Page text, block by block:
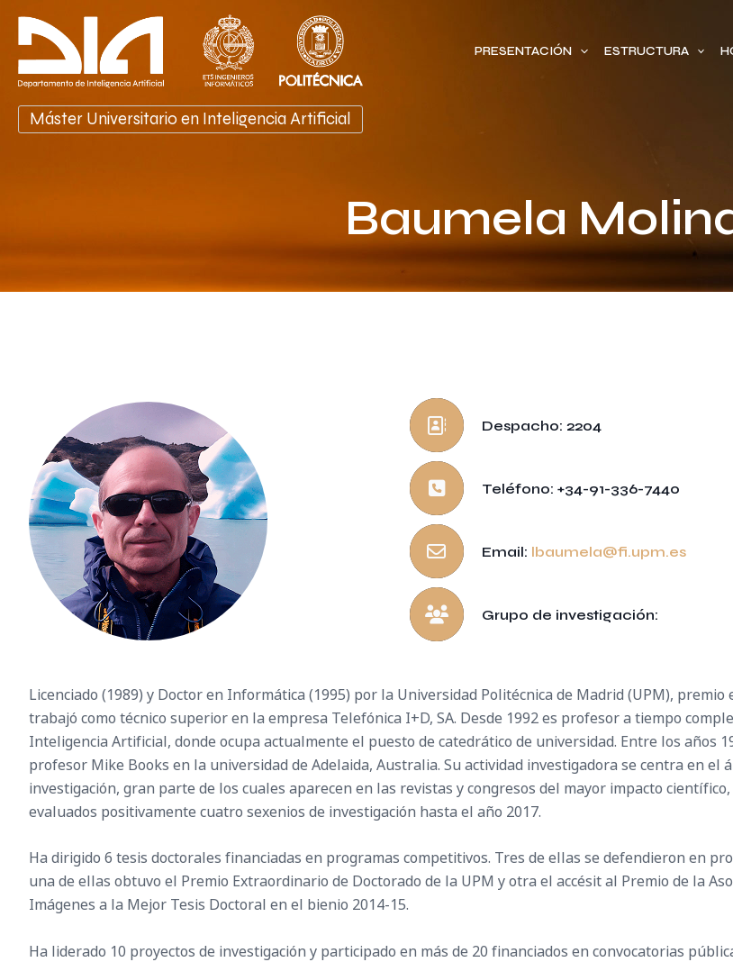
contenido
PRESENTACIÓN ESTRUCTURA
Máster Universitario en Inteligencia Artificial
Baumela
Despacho: 2204
Teléfono: +34-91-336-7440
Email: lbaumela@fi.upm.es
Grupo de investigación:
Licenciado (1989) y Doctor en Informática (1995) por la Universidad Politécnica de Madrid (UPM),
trabajó como técnico superior en la empresa Telefónica I+D, SA. Desde 1992 es profesor a tiempo
Inteligencia Artificial, donde ocupa actualmente el puesto de catedrático de universidad. Entre los años
profesor Mike Books en la universidad de Adelaida, Australia. Su actividad investigadora se centra en el
investigación, gran parte de los cuales aparecen en las revistas y congresos del mayor impacto
evaluados positivamente cuatro sexenios de investigación hasta el año 2017.
Ha dirigido 6 tesis doctorales financiadas en programas competitivos. Tres de ellas se defendieron en
una de ellas obtuvo el Premio Extraordinario de Doctorado de la UPM y otra el accésit al Premio de la
Imágenes a la Mejor Tesis Doctoral en el bienio 2014-15.
Ha liderado 10 proyectos de investigación y participado en más de 20 financiados en convocatorias